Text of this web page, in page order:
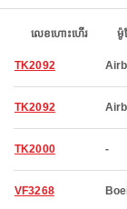
លេខហោះហើរ ម៉ូ
TK2092
TK2092
TK2000 -
VF3268